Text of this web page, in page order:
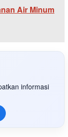
Air Minum
informasi